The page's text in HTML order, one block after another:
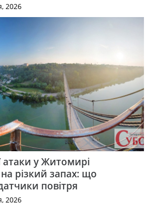
2026
атаки у Житомирі
різкий запах: що
повітря
2026